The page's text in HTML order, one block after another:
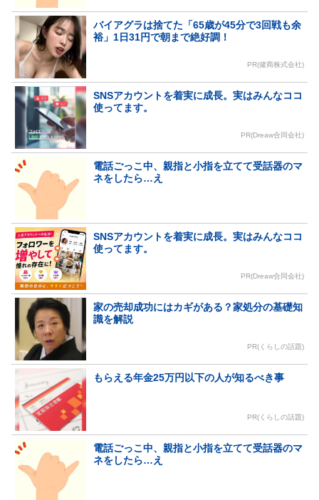
バイアグラは捨てた「65歳が45分で3回戦も余
裕」1日31円で朝まで絶好調！
PR(健商株式会社)
SNSアカウントを着実に成長。実はみんなココ
使ってます。
PR(Dreaw合同会社)
電話ごっこ中、親指と小指を立てて受話器のマ
ネをしたら…え
SNSアカウントを着実に成長。実はみんなココ
使ってます。
PR(Dreaw合同会社)
家の売却成功にはカギがある？家処分の基礎知
識を解説
PR(くらしの話題)
もらえる年金25万円以下の人が知るべき事
PR(くらしの話題)
電話ごっこ中、親指と小指を立てて受話器のマ
ネをしたら…え